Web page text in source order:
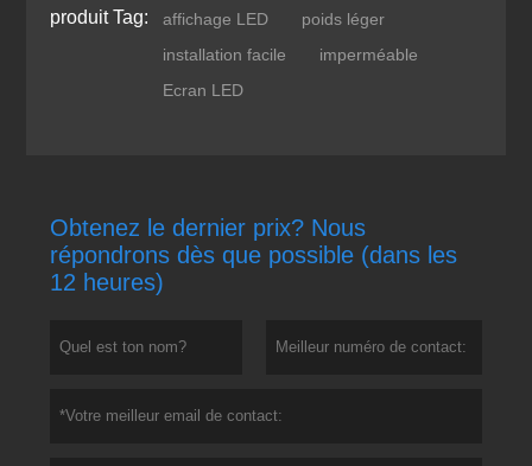
produit Tag: affichage LED
poids léger
installation facile
imperméable
Ecran LED
Obtenez le dernier prix? Nous
répondrons dès que possible (dans les
12 heures)